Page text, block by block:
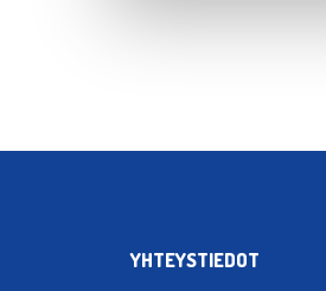
YHTEYSTIEDOT